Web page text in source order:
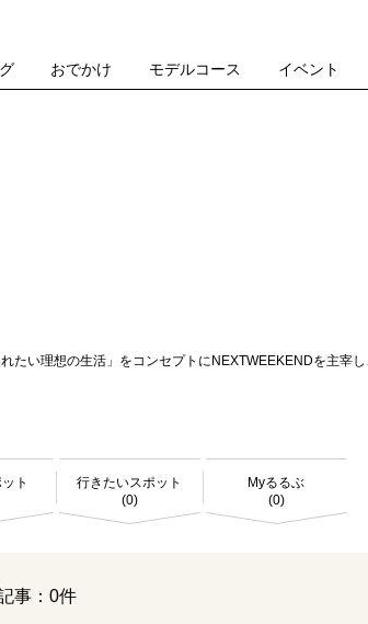
おでかけ モデルコース イベント
たい理想の生活」をコンセプトにNEXTWEEKENDを主宰
ト
行きたいスポット
(0)
Myるるぶ
(0)
事：0件